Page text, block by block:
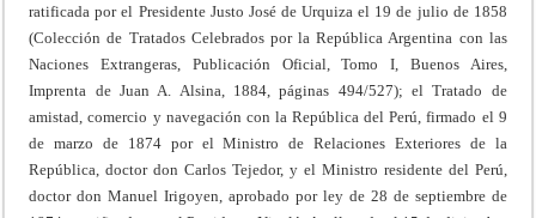
ratificada por el Presidente Justo José de Urquiza el 19 de julio de 1858
(Colección de Tratados Celebrados por la República Argentina con las
Naciones Extrangeras, Publicación Oficial, Tomo I, Buenos Aires,
Imprenta de Juan A. Alsina, 1884, páginas 494/527); el Tratado de
amistad, comercio y navegación con la República del Perú, firmado el 9
de marzo de 1874 por el Ministro de Relaciones Exteriores de la
República, doctor don Carlos Tejedor, y el Ministro residente del Perú,
doctor don Manuel Irigoyen, aprobado por ley de 28 de septiembre de